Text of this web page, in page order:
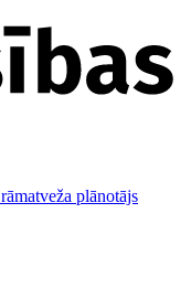
plānotājs